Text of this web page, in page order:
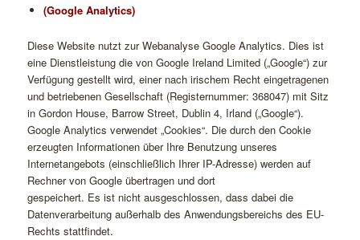
(Google Analytics)
Diese Website nutzt zur Webanalyse Google Analytics. Dies ist
eine Dienstleistung die von Google Ireland Limited („Google“) zur
Verfügung gestellt wird, einer nach irischem Recht eingetragenen
und betriebenen Gesellschaft (Registernummer: 368047) mit Sitz
in Gordon House, Barrow Street, Dublin 4, Irland („Google“).
Google Analytics verwendet „Cookies“. Die durch den Cookie
erzeugten Informationen über Ihre Benutzung unseres
Internetangebots (einschließlich Ihrer IP-Adresse) werden auf
Rechner von Google übertragen und dort
gespeichert. Es ist nicht ausgeschlossen, dass dabei die
Datenverarbeitung außerhalb des Anwendungsbereichs des EU-
Rechts stattfindet.